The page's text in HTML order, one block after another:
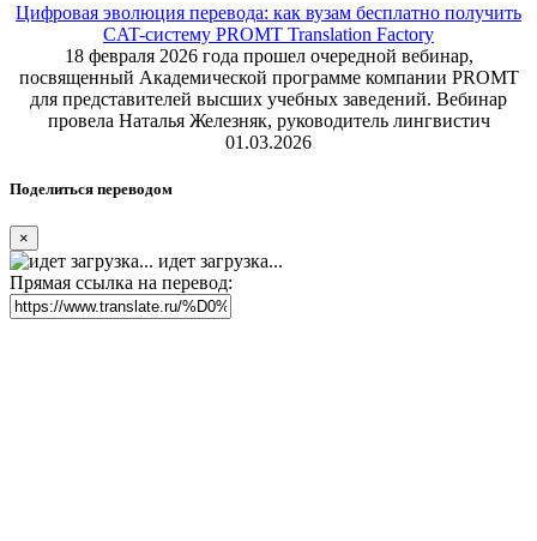
Цифровая эволюция перевода: как вузам бесплатно получить
CAT-систему PROMT Translation Factory
18 февраля 2026 года прошел очередной вебинар,
посвященный Академической программе компании PROMT
для представителей высших учебных заведений. Вебинар
провела Наталья Железняк, руководитель лингвистич
01.03.2026
Поделиться переводом
×
идет загрузка...
Прямая ссылка на перевод: